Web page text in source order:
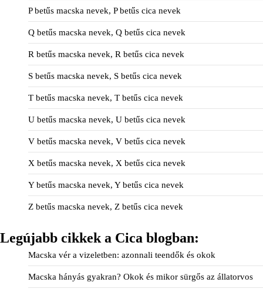
P betűs macska nevek, P betűs cica nevek
Q betűs macska nevek, Q betűs cica nevek
R betűs macska nevek, R betűs cica nevek
S betűs macska nevek, S betűs cica nevek
T betűs macska nevek, T betűs cica nevek
U betűs macska nevek, U betűs cica nevek
V betűs macska nevek, V betűs cica nevek
X betűs macska nevek, X betűs cica nevek
Y betűs macska nevek, Y betűs cica nevek
Z betűs macska nevek, Z betűs cica nevek
Legújabb cikkek a Cica blogban:
Macska vér a vizeletben: azonnali teendők és okok
Macska hányás gyakran? Okok és mikor sürgős az állatorvos